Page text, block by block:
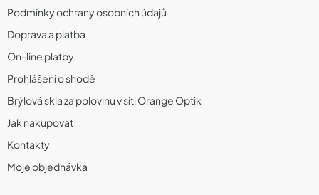
Podmínky ochrany osobních údajů
Doprava a platba
On-line platby
Prohlášení o shodě
Brýlová skla za polovinu v síti Orange Optik
Jak nakupovat
Kontakty
Moje objednávka